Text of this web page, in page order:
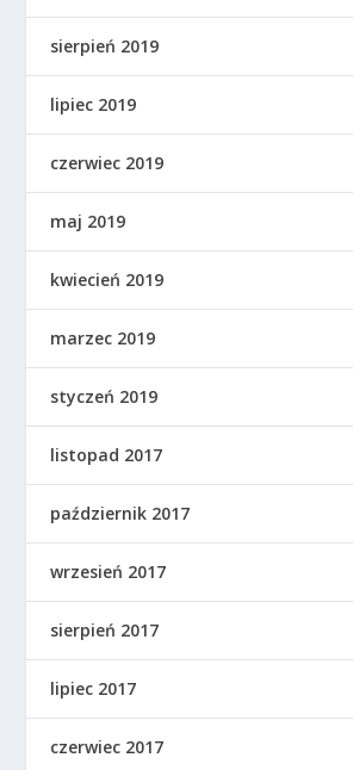
sierpień 2019
lipiec 2019
czerwiec 2019
maj 2019
kwiecień 2019
marzec 2019
styczeń 2019
listopad 2017
październik 2017
wrzesień 2017
sierpień 2017
lipiec 2017
czerwiec 2017